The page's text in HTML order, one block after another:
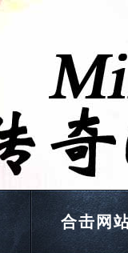
合击网